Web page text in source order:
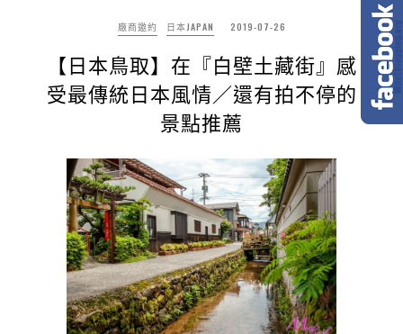
廠商邀約 日本JAPAN 2019-07-26
【日本鳥取】在『白壁土藏街』感
受最傳統日本風情／還有拍不停的
景點推薦